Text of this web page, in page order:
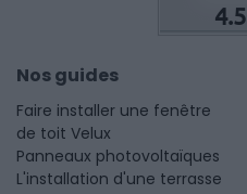
4.5
Nos guides
Faire installer une fenêtre
de toit Velux
Panneaux photovoltaïques
L'installation d'une terrasse